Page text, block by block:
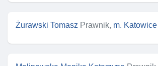
Żurawski Tomasz Prawnik, m. Katowice